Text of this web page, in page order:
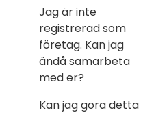
Jag är inte
registrerad som
företag. Kan jag
ändå samarbeta
med er?
Kan jag göra detta